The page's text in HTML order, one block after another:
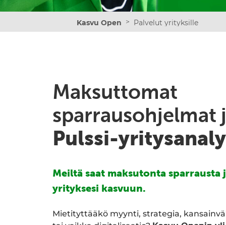
Kasvu Open > Palvelut yrityksille
Maksuttomat
sparrausohjelmat
Pulssi-
Meiltä saat maksutonta sparrausta
yrityksesi kasvuun.
Mietityttääkö myynti, strategia,